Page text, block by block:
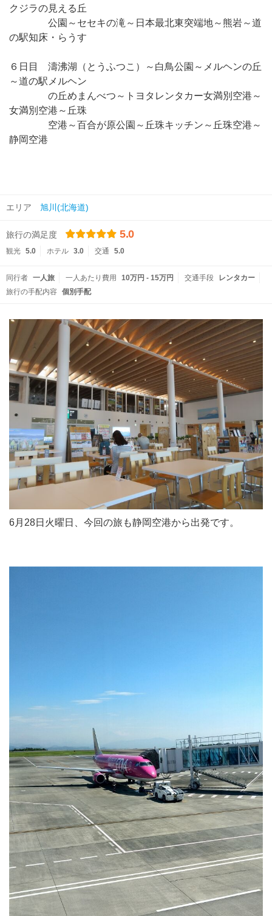
クジラの見える丘
公園～セセキの滝～日本最北東突端地～熊岩～道
の駅知床・らうす
６日目 濤沸湖（とうふつこ）～白鳥公園～メルヘンの丘
～道の駅メルヘン
の丘めまんべつ～トヨタレンタカー女満別空港～
女満別空港～丘珠
空港～百合が原公園～丘珠キッチン～丘珠空港～
静岡空港
エリア 旭川(北海道)
旅行の満足度 5.0
観光 5.0 ホテル 3.0 交通 5.0
同行者 一人旅 一人あたり費用 10万円 - 15万円 交通手段
レンタカー
旅行の手配内容
個別手配
6月28日火曜日、今回の旅も静岡空港から出発です。